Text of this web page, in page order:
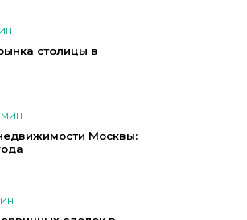
столицы в
Москвы: